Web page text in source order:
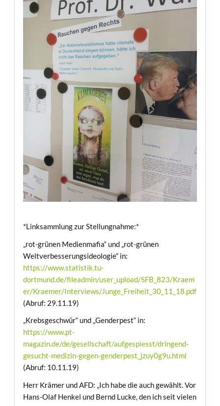
*Linksammlung zur Stellungnahme:*
„rot-grünen Medienmafia“ und „rot-grünen
Weltverbesserungsideologie“ in:
https://www.statistik.tu-
dortmund.de/fileadmin/user_upload/SFB_823/Kraem
er/Kraemer/Interviews/Junge_Freiheit_30_11_18.pdf
(Abruf: 29.11.19)
„Krebsgeschwür“ und „Genderpest“ in:
https://www.pt-
magazin.de/de/gesellschaft/aufgespiesst/dringend-
gesucht-medizin-gegen-genderpest_jzuy0g9u.html
(Abruf: 10.11.19)
Herr Krämer und AFD: „Ich habe die auch gewählt. Vor
Hans-Olaf Henkel und Bernd Lucke, den ich seit vielen